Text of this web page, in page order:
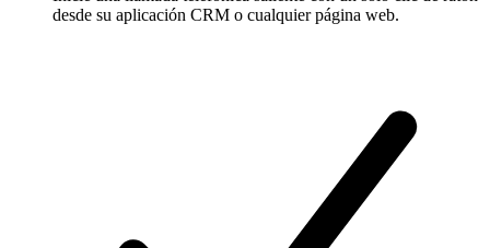
desde su aplicación CRM o cualquier página web.